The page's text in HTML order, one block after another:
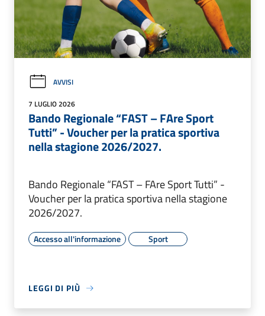
AVVISI
7 LUGLIO 2026
Bando Regionale “FAST – FAre Sport
Tutti” - Voucher per la pratica sportiva
nella stagione 2026/2027.
Bando Regionale “FAST – FAre Sport Tutti” -
Voucher per la pratica sportiva nella stagione
2026/2027.
Accesso all'informazione Sport
LEGGI DI PIÙ